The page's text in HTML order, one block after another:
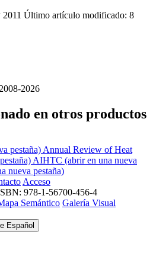
Último artículo modificado: 8
2026
en otros productos
pestaña) Annual Review of Heat
AIHTC (abrir en una nueva
nueva pestaña)
Acceso
978-1-56700-456-4
Semántico Galería Visual
Español